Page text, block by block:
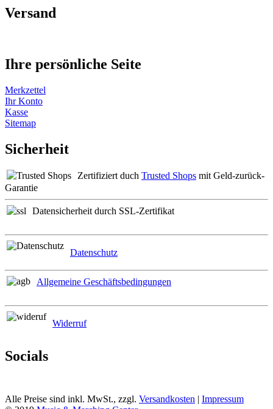
Versand
Ihre persönliche Seite
Merkzettel
Ihr Konto
Kasse
Sitemap
Sicherheit
Zertifiziert duch Trusted Shops mit Geld-zurück-
Garantie
Datensicherheit durch SSL-Zertifikat
Datenschutz
Allgemeine Geschäftsbedingungen
Widerruf
Socials
Alle Preise sind inkl. MwSt., zzgl. Versandkosten | Impressum